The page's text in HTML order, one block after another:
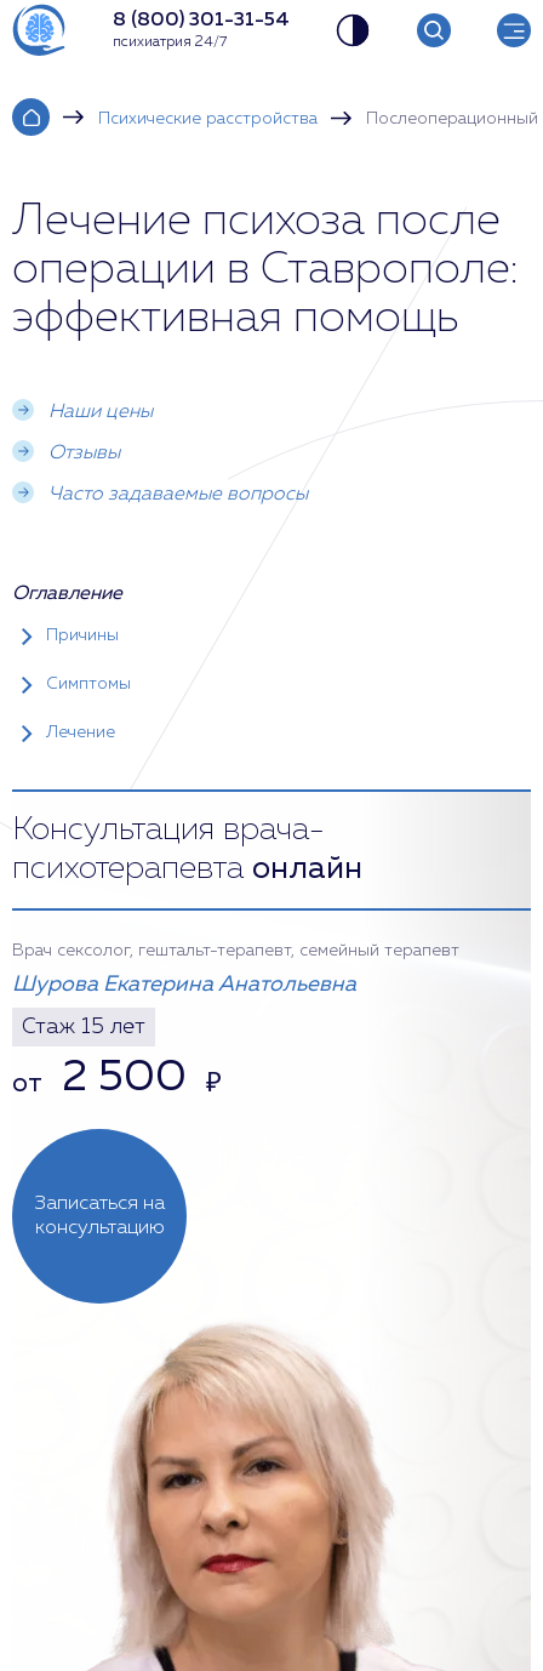
8 (800) 301-31-54
психиатрия 24/7
Психические расстройства Послеоперационный
Лечение психоза после
операции в Ставрополе:
эффективная помощь
Наши цены
Отзывы
Часто задаваемые вопросы
Оглавление
Причины
Симптомы
Лечение
Консультация врача-
психотерапевта онлайн
Записаться на
консультацию
Врач сексолог, гештальт-терапевт, семейный терапевт
Шурова Екатерина Анатольевна
Стаж 15 лет
от 2 500 ₽